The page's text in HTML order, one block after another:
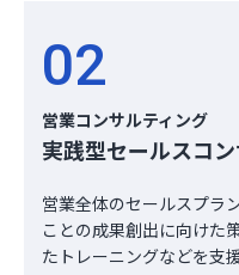
02
営業コンサルティング
実践型セールスコ
営業全体のセールスプラ
ことの成果創出に向けた
たトレーニングなどを支